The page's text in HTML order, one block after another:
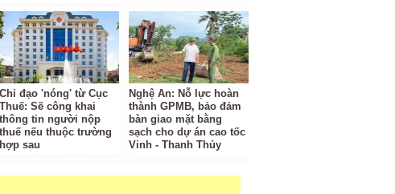
Chỉ đạo 'nóng' từ Cục
Thuế: Sẽ công khai
thông tin người nộp
thuế nếu thuộc trường
hợp sau
Nghệ An: Nỗ lực hoàn
thành GPMB, bảo đảm
bàn giao mặt bằng
sạch cho dự án cao tốc
Vinh - Thanh Thủy